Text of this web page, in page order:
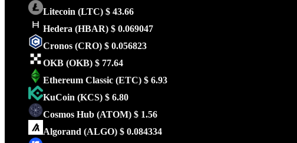
Litecoin (LTC) $ 43.66
Hedera (HBAR) $ 0.069047
Cronos (CRO) $ 0.056823
OKB (OKB) $ 77.64
Ethereum Classic (ETC) $ 6.93
KuCoin (KCS) $ 6.80
Cosmos Hub (ATOM) $ 1.56
Algorand (ALGO) $ 0.084334